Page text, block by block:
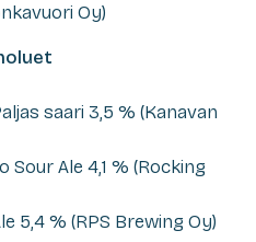
Oy)
saari 3,5 % (Kanavan
Ale 4,1 % (Rocking
5,4 % (RPS Brewing Oy)